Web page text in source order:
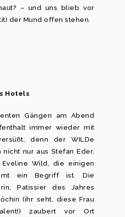
– und uns blieb vor
der Mund offen stehen.
Hotels
Gängen am Abend
immer wieder mit
denn der WILDe
nicht nur aus Stefan Eder,
Wild, die einigen
ein Begriff ist. Die
Patissier des Jahres
(ihr seht, diese Frau
zaubert vor Ort